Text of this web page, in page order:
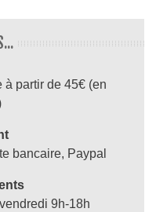
à partir de 45€ (en
bancaire, Paypal
9h-18h